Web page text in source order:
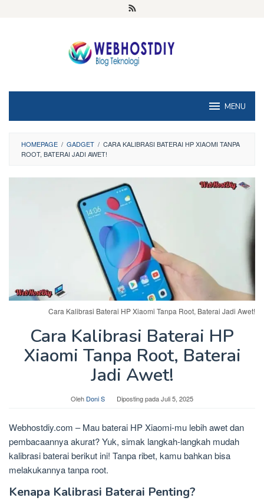
MENU
HOMEPAGE / GADGET / CARA KALIBRASI BATERAI HP XIAOMI TANPA
ROOT, BATERAI JADI AWET!
Cara Kalibrasi Baterai HP Xiaomi Tanpa Root, Baterai Jadi Awet!
Cara Kalibrasi Baterai HP
Xiaomi Tanpa Root, Baterai
Jadi Awet!
Oleh Doni S Diposting padaJuli 5, 2025
Webhostdiy.com – Mau baterai HP Xiaomi-mu lebih awet dan
pembacaannya akurat? Yuk, simak langkah-langkah mudah
kalibrasi baterai berikut ini! Tanpa ribet, kamu bahkan bisa
melakukannya tanpa root.
Kenapa Kalibrasi Baterai Penting?